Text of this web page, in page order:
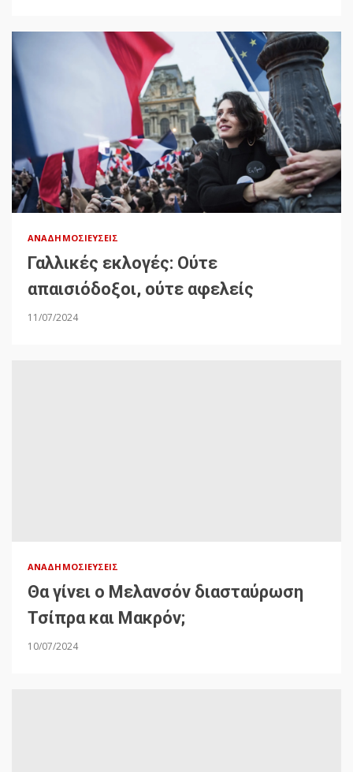
ΑΝΑΔΗΜΟΣΙΕΎΣΕΙΣ
Γαλλικές εκλογές: Ούτε
απαισιόδοξοι, ούτε αφελείς
11/07/2024
ΑΝΑΔΗΜΟΣΙΕΎΣΕΙΣ
Θα γίνει ο Μελανσόν διασταύρωση
Τσίπρα και Μακρόν;
10/07/2024